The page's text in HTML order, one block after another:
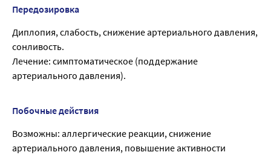
Передозировка
Диплопия, слабость, снижение артериального давления,
сонливость.
Лечение: симптоматическое (поддержание
артериального давления).
Побочные действия
Возможны: аллергические реакции, снижение
артериального давления, повышение активности